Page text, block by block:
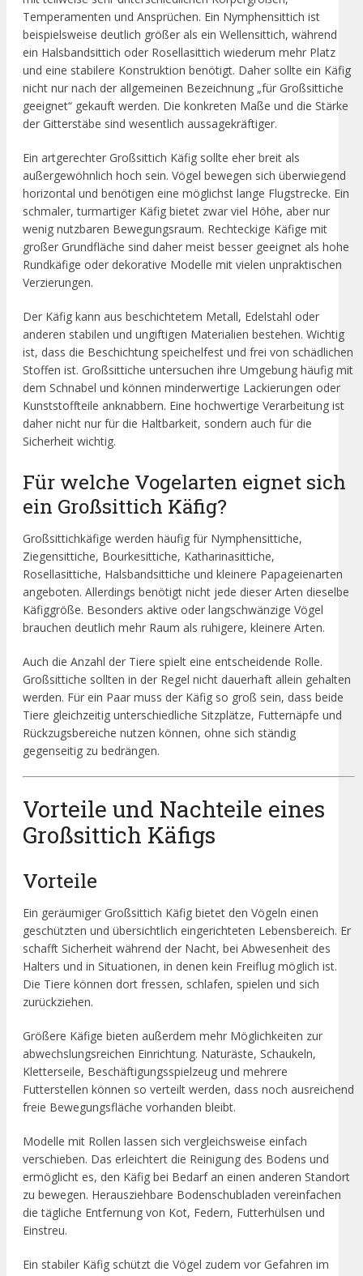
Temperamenten und Ansprüchen. Ein Nymphensittich ist
beispielsweise deutlich größer als ein Wellensittich, während
ein Halsbandsittich oder Rosellasittich wiederum mehr Platz
und eine stabilere Konstruktion benötigt. Daher sollte ein Käfig
nicht nur nach der allgemeinen Bezeichnung „für Großsittiche
geeignet“ gekauft werden. Die konkreten Maße und die Stärke
der Gitterstäbe sind wesentlich aussagekräftiger.
Ein artgerechter Großsittich Käfig sollte eher breit als
außergewöhnlich hoch sein. Vögel bewegen sich überwiegend
horizontal und benötigen eine möglichst lange Flugstrecke. Ein
schmaler, turmartiger Käfig bietet zwar viel Höhe, aber nur
wenig nutzbaren Bewegungsraum. Rechteckige Käfige mit
großer Grundfläche sind daher meist besser geeignet als hohe
Rundkäfige oder dekorative Modelle mit vielen unpraktischen
Verzierungen.
Der Käfig kann aus beschichtetem Metall, Edelstahl oder
anderen stabilen und ungiftigen Materialien bestehen. Wichtig
ist, dass die Beschichtung speichelfest und frei von schädlichen
Stoffen ist. Großsittiche untersuchen ihre Umgebung häufig mit
dem Schnabel und können minderwertige Lackierungen oder
Kunststoffteile anknabbern. Eine hochwertige Verarbeitung ist
daher nicht nur für die Haltbarkeit, sondern auch für die
Sicherheit wichtig.
Für welche Vogelarten eignet sich
ein Großsittich Käfig?
Großsittichkäfige werden häufig für Nymphensittiche,
Ziegensittiche, Bourkesittiche, Katharinasittiche,
Rosellasittiche, Halsbandsittiche und kleinere Papageienarten
angeboten. Allerdings benötigt nicht jede dieser Arten dieselbe
Käfiggröße. Besonders aktive oder langschwänzige Vögel
brauchen deutlich mehr Raum als ruhigere, kleinere Arten.
Auch die Anzahl der Tiere spielt eine entscheidende Rolle.
Großsittiche sollten in der Regel nicht dauerhaft allein gehalten
werden. Für ein Paar muss der Käfig so groß sein, dass beide
Tiere gleichzeitig unterschiedliche Sitzplätze, Futternäpfe und
Rückzugsbereiche nutzen können, ohne sich ständig
gegenseitig zu bedrängen.
Vorteile und Nachteile eines
Großsittich Käfigs
Vorteile
Ein geräumiger Großsittich Käfig bietet den Vögeln einen
geschützten und übersichtlich eingerichteten Lebensbereich. Er
schafft Sicherheit während der Nacht, bei Abwesenheit des
Halters und in Situationen, in denen kein Freiflug möglich ist.
Die Tiere können dort fressen, schlafen, spielen und sich
zurückziehen.
Größere Käfige bieten außerdem mehr Möglichkeiten zur
abwechslungsreichen Einrichtung. Naturäste, Schaukeln,
Kletterseile, Beschäftigungsspielzeug und mehrere
Futterstellen können so verteilt werden, dass noch ausreichend
freie Bewegungsfläche vorhanden bleibt.
Modelle mit Rollen lassen sich vergleichsweise einfach
verschieben. Das erleichtert die Reinigung des Bodens und
ermöglicht es, den Käfig bei Bedarf an einen anderen Standort
zu bewegen. Herausziehbare Bodenschubladen vereinfachen
die tägliche Entfernung von Kot, Federn, Futterhülsen und
Einstreu.
Ein stabiler Käfig schützt die Vögel zudem vor Gefahren im